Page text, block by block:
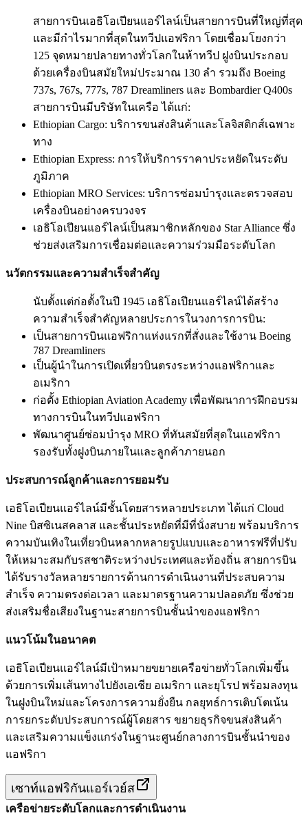
สายการบินเอธิโอเปียนแอร์ไลน์เป็นสายการบินที่ใหญ่ที่สุด
และมีกำไรมากที่สุดในทวีปแอฟริกา โดยเชื่อมโยงกว่า
125 จุดหมายปลายทางทั่วโลกในห้าทวีป ฝูงบินประกอบ
ด้วยเครื่องบินสมัยใหม่ประมาณ 130 ลำ รวมถึง Boeing
737s, 767s, 777s, 787 Dreamliners และ Bombardier Q400s
สายการบินมีบริษัทในเครือ ได้แก่:
Ethiopian Cargo: บริการขนส่งสินค้าและโลจิสติกส์เฉพาะ
ทาง
Ethiopian Express: การให้บริการราคาประหยัดในระดับ
ภูมิภาค
Ethiopian MRO Services: บริการซ่อมบำรุงและตรวจสอบ
เครื่องบินอย่างครบวงจร
เอธิโอเปียนแอร์ไลน์เป็นสมาชิกหลักของ Star Alliance ซึ่ง
ช่วยส่งเสริมการเชื่อมต่อและความร่วมมือระดับโลก
นวัตกรรมและความสำเร็จสำคัญ
นับตั้งแต่ก่อตั้งในปี 1945 เอธิโอเปียนแอร์ไลน์ได้สร้าง
ความสำเร็จสำคัญหลายประการในวงการการบิน:
เป็นสายการบินแอฟริกาแห่งแรกที่สั่งและใช้งาน Boeing
787 Dreamliners
เป็นผู้นำในการเปิดเที่ยวบินตรงระหว่างแอฟริกาและ
อเมริกา
ก่อตั้ง Ethiopian Aviation Academy เพื่อพัฒนาการฝึกอบรม
ทางการบินในทวีปแอฟริกา
พัฒนาศูนย์ซ่อมบำรุง MRO ที่ทันสมัยที่สุดในแอฟริกา
รองรับทั้งฝูงบินภายในและลูกค้าภายนอก
ประสบการณ์ลูกค้าและการยอมรับ
เอธิโอเปียนแอร์ไลน์มีชั้นโดยสารหลายประเภท ได้แก่ Cloud
Nine บิสซิเนสคลาส และชั้นประหยัดที่มีที่นั่งสบาย พร้อมบริการ
ความบันเทิงในเที่ยวบินหลากหลายรูปแบบและอาหารฟรีที่ปรับ
ให้เหมาะสมกับรสชาติระหว่างประเทศและท้องถิ่น สายการบิน
ได้รับรางวัลหลายรายการด้านการดำเนินงานที่ประสบความ
สำเร็จ ความตรงต่อเวลา และมาตรฐานความปลอดภัย ซึ่งช่วย
ส่งเสริมชื่อเสียงในฐานะสายการบินชั้นนำของแอฟริกา
แนวโน้มในอนาคต
เอธิโอเปียนแอร์ไลน์มีเป้าหมายขยายเครือข่ายทั่วโลกเพิ่มขึ้น
ด้วยการเพิ่มเส้นทางไปยังเอเชีย อเมริกา และยุโรป พร้อมลงทุน
ในฝูงบินใหม่และโครงการความยั่งยืน กลยุทธ์การเติบโตเน้น
การยกระดับประสบการณ์ผู้โดยสาร ขยายธุรกิจขนส่งสินค้า
และเสริมความแข็งแกร่งในฐานะศูนย์กลางการบินชั้นนำของ
แอฟริกา
เซาท์แอฟริกันแอร์เวย์ส
เครือข่ายระดับโลกและการดำเนินงาน